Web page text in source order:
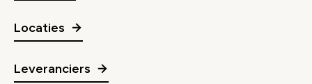
Locaties
Leveranciers